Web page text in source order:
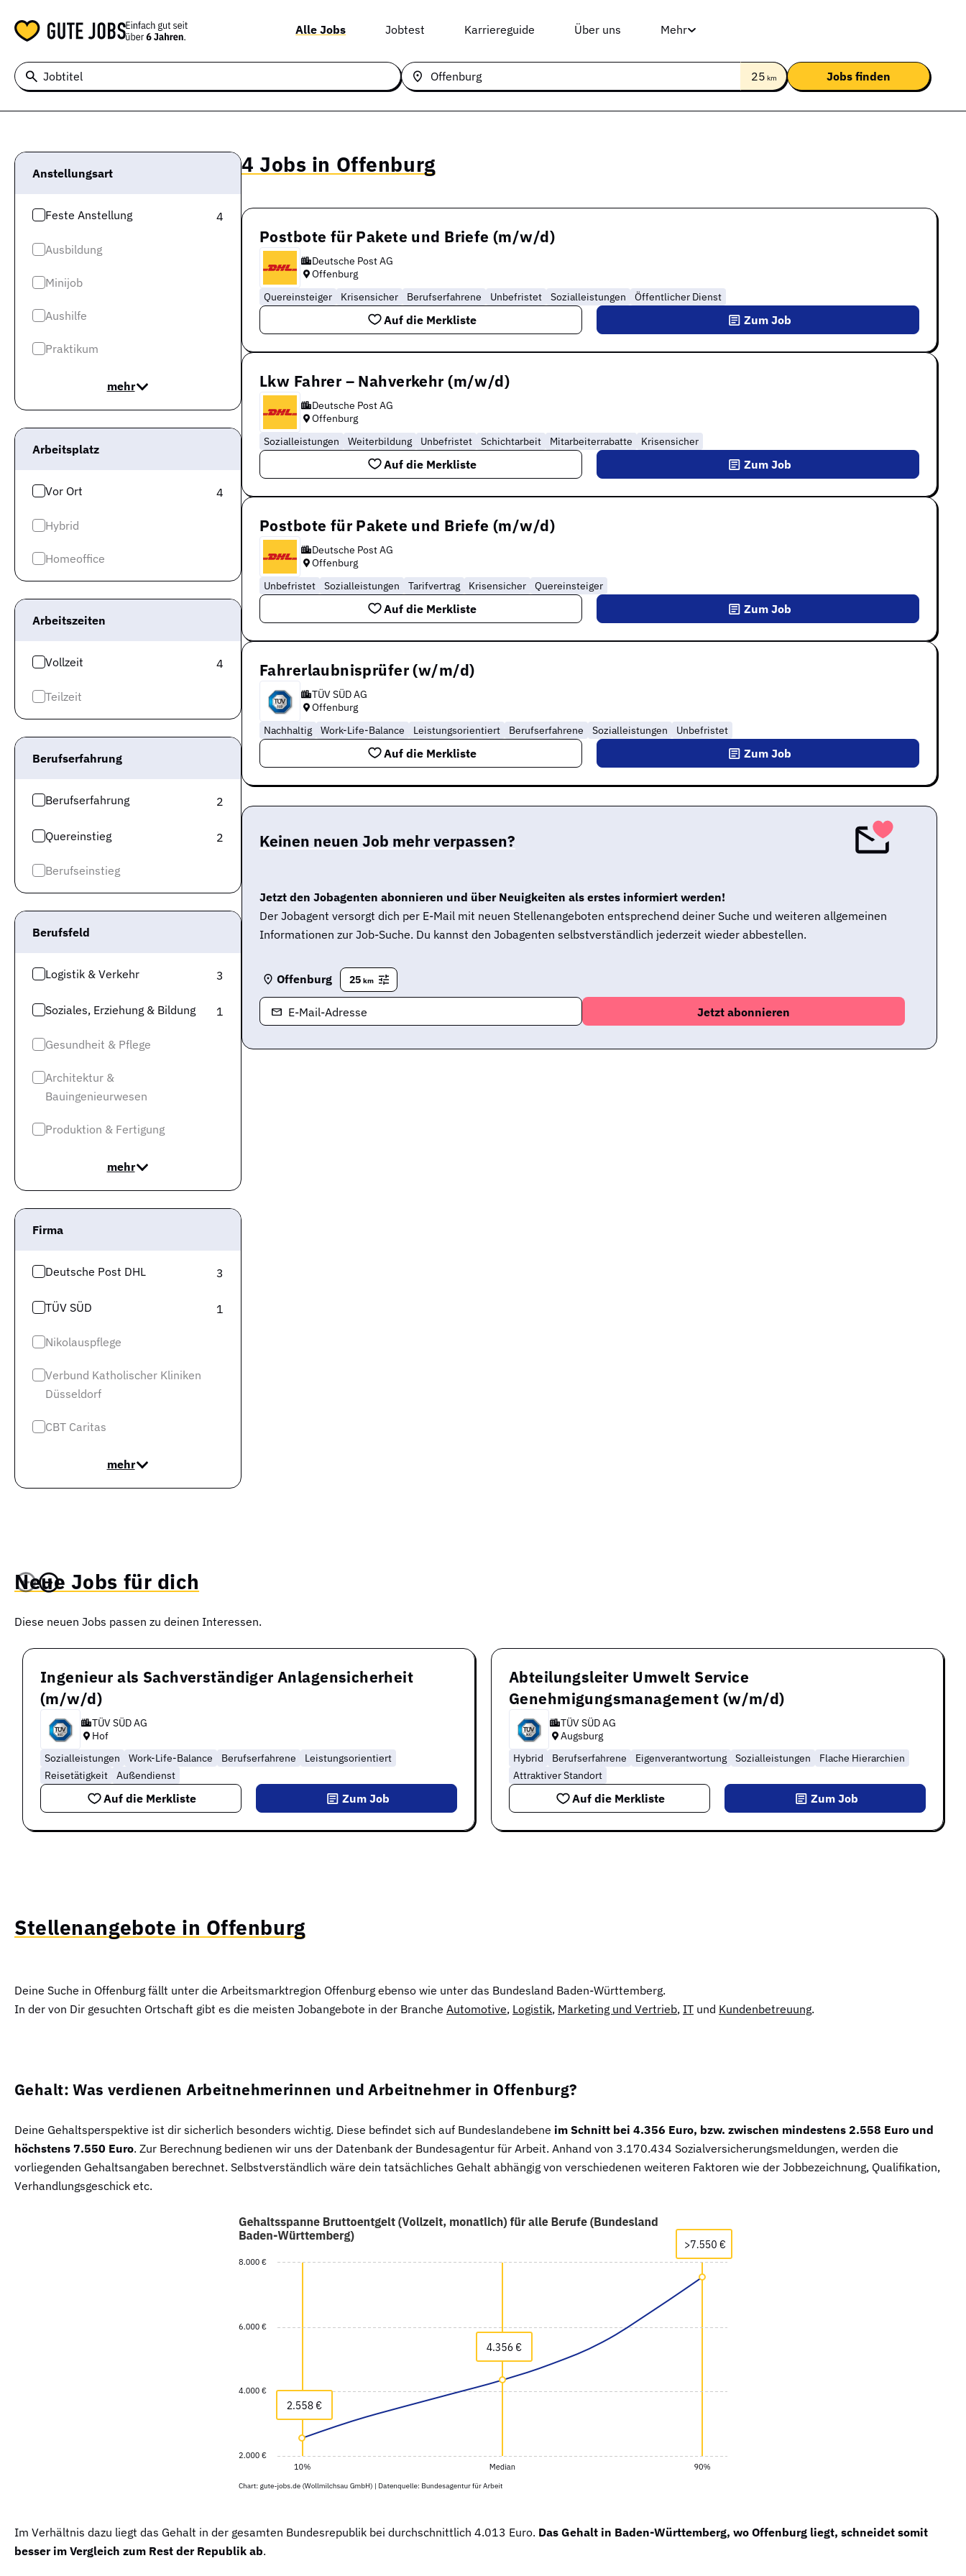
Alle Jobs Jobtest Karriereguide Über uns Mehr
Jobtitel 25 km
Anstellungsart
Feste Anstellung 4
Ausbildung
Minijob
Aushilfe
Praktikum
mehr
Arbeitsplatz
Vor Ort 4
Hybrid
Homeoffice
Arbeitszeiten
Vollzeit 4
Teilzeit
Berufserfahrung
Berufserfahrung 2
Quereinstieg 2
Berufseinstieg
Berufsfeld
Logistik & Verkehr 3
Soziales, Erziehung & Bildung 1
Gesundheit & Pflege
Architektur &
Bauingenieurwesen
Produktion & Fertigung
mehr
Firma
Deutsche Post DHL 3
TÜV SÜD 1
Nikolauspflege
Verbund Katholischer Kliniken
Düsseldorf
CBT Caritas
mehr
4 Jobs in Offenburg
Postbote für Pakete und Briefe (m/w/d)
Deutsche Post AG
Offenburg
Quereinsteiger
Krisensicher Berufserfahrene Unbefristet Sozialleistungen Öffentlicher Dienst
Auf die Merkliste Zum Job
Lkw Fahrer – Nahverkehr (m/w/d)
Deutsche Post AG
Offenburg
Sozialleistungen
Weiterbildung Unbefristet Schichtarbeit Mitarbeiterrabatte Krisensicher
Auf die Merkliste Zum Job
Postbote für Pakete und Briefe (m/w/d)
Deutsche Post AG
Offenburg
Unbefristet
Sozialleistungen Tarifvertrag Krisensicher Quereinsteiger
Auf die Merkliste Zum Job
Fahrerlaubnisprüfer (w/m/d)
TÜV SÜD AG
Offenburg
Nachhaltig
Work-Life-Balance Leistungsorientiert Berufserfahrene Sozialleistungen Unbefristet
Auf die Merkliste Zum Job
Keinen neuen Job mehr verpassen?
Jetzt den Jobagenten abonnieren und über Neuigkeiten als erstes informiert werden!
Der Jobagent versorgt dich per E-Mail mit neuen Stellenangeboten entsprechend deiner Suche und weiteren allgemeinen
Informationen zur Job-Suche. Du kannst den Jobagenten selbstverständlich jederzeit wieder abbestellen.
Offenburg 25 km
E-Mail-Adresse
Neue Jobs für dich
Diese neuen Jobs passen zu deinen Interessen.
Ingenieur als Sachverständiger Anlagensicherheit
(m/w/d)
TÜV SÜD AG
Hof
Sozialleistungen
Work-Life-Balance Berufserfahrene
Leistungsorientiert
Reisetätigkeit
Außendienst
Auf die Merkliste Zum Job
Abteilungsleiter Umwelt Service
Genehmigungsmanagement (w/m/d)
TÜV SÜD AG
Augsburg
Hybrid
Berufserfahrene Eigenverantwortung Sozialleistungen
Flache Hierarchien
Attraktiver Standort
Auf die Merkliste Zum Job
Stellenangebote in Offenburg
Deine Suche in Offenburg fällt unter die Arbeitsmarktregion Offenburg ebenso wie unter das Bundesland Baden-Württemberg.
In der von Dir gesuchten Ortschaft gibt es die meisten Jobangebote in der Branche Automotive, Logistik, Marketing und Vertrieb, IT und Kundenbetreuung.
Gehalt: Was verdienen Arbeitnehmerinnen und Arbeitnehmer in Offenburg?
Deine Gehaltsperspektive ist dir sicherlich besonders wichtig. Diese befindet sich auf Bundeslandebene im Schnitt bei 4.356 Euro, bzw. zwischen mindestens 2.558 Euro und
höchstens 7.550 Euro. Zur Berechnung bedienen wir uns der Datenbank der Bundesagentur für Arbeit. Anhand von 3.170.434 Sozialversicherungsmeldungen, werden die
vorliegenden Gehaltsangaben berechnet. Selbstverständlich wäre dein tatsächliches Gehalt abhängig von verschiedenen weiteren Faktoren wie der Jobbezeichnung, Qualifikation,
Verhandlungsgeschick etc.
Im Verhältnis dazu liegt das Gehalt in der gesamten Bundesrepublik bei durchschnittlich 4.013 Euro. Das Gehalt in Baden-Württemberg, wo Offenburg liegt, schneidet somit
besser im Vergleich zum Rest der Republik ab.